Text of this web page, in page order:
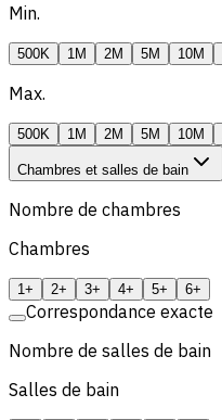
Min.
500K 1M 2M 5M 10M
Max.
500K 1M 2M 5M 10M
Chambres et salles de bain
Nombre de chambres
Chambres
1+ 2+ 3+ 4+ 5+ 6+
Correspondance exacte
Nombre de salles de bain
Salles de bain